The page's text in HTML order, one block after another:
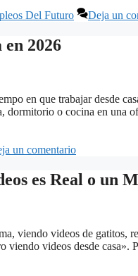
Del Futuro Deja un
2026
en que trabajar desde
dormitorio o cocina en una
un comentario
es Real o un
viendo videos de gatitos,
videos desde casa».